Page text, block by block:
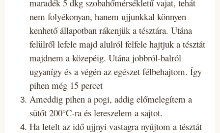
maradék 5 dkg szobahőmérsékletű vajat, tehát
nem folyékonyan, hanem ujjunkkal könnyen
kenhető állapotban rákenjük a tésztára. Utána
felülről lefele majd alulról felfele hajtjuk a tésztát
majdnem a közepéig. Utána jobbról-balról
ugyanígy és a végén az egészet félbehajtom. Így
pihen még 15 percet
Ameddig pihen a pogi, addig előmelegítem a
sütőt 200°C-ra és lereszelem a sajtot.
Ha letelt az idő ujjnyi vastagra nyújtom a tésztát